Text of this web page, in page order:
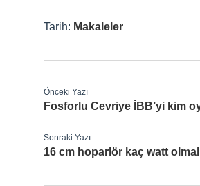
Tarih: Makaleler
Önceki Yazı
Fosforlu Cevriye İBB’yi kim
Sonraki Yazı
16 cm hoparlör kaç watt